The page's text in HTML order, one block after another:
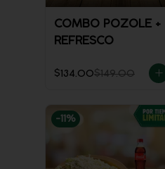
COMBO POZOLE +
REFRESCO
$134.00$149.00
-11 %